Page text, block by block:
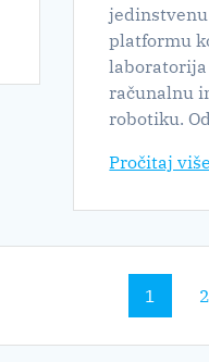
platformu
laboratorija
računalnu
robotiku.
Pročitaj više
Stranica
1 2